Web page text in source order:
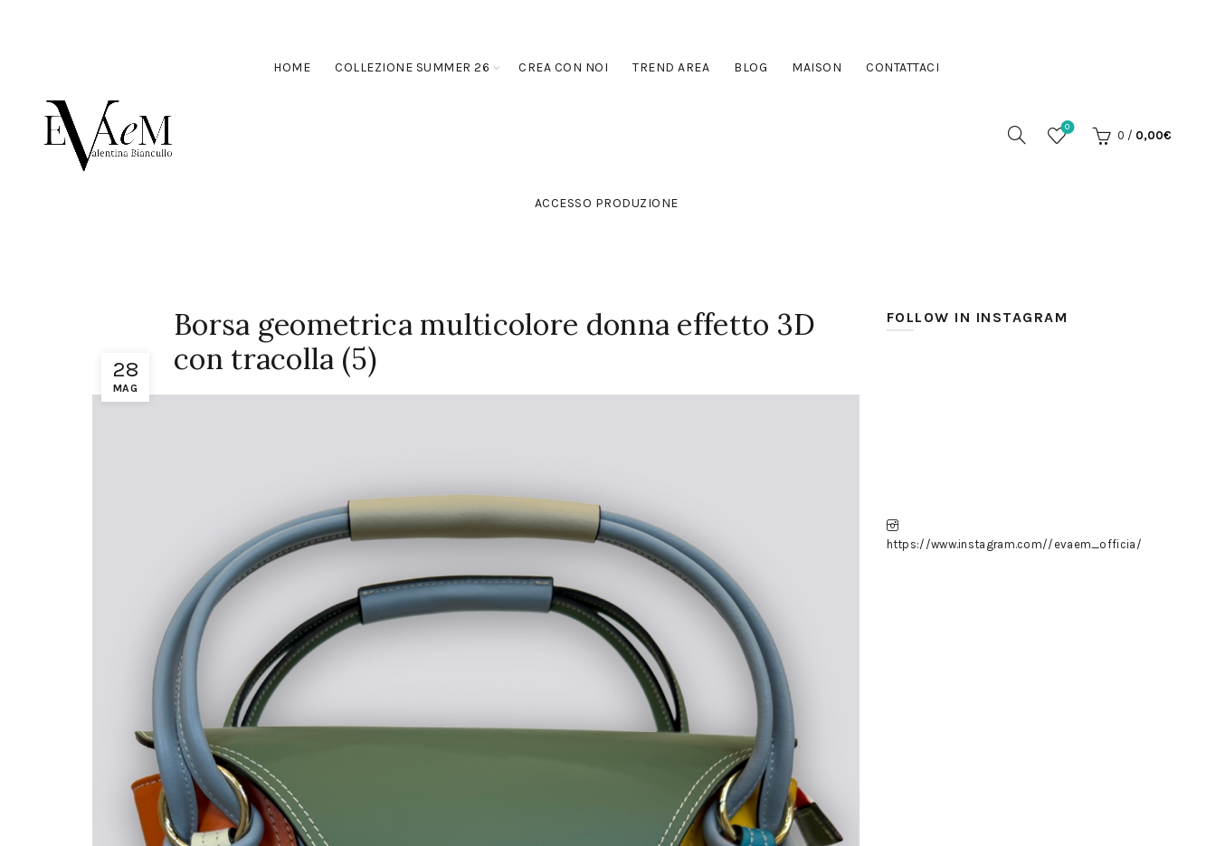
HOME COLLEZIONE SUMMER 26 CREA CON NOI TREND AREA BLOG MAISON CONTATTACI
ACCESSO PRODUZIONE
0
0 / 0,00€
28
MAG
Borsa geometrica multicolore donna effetto 3D
con tracolla (5)
FOLLOW IN INSTAGRAM
https://www.instagram.com//evaem_officia/